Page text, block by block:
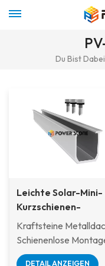
Du Bist
Leichte Solar-Mini-
Kurzschienen-
Montagestruktur
farbige
Kraftsteine
Schienenlose
Solar Mini Rail
DETAIL ANZEIGEN